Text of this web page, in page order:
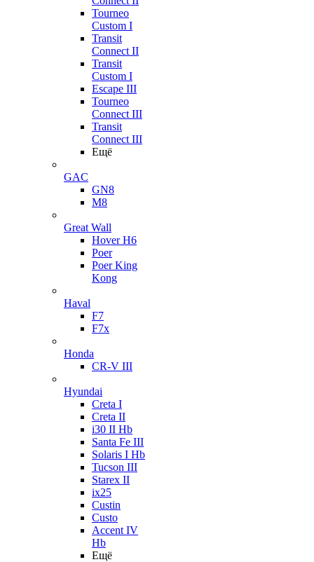
Tourneo
Custom I
Transit
Connect II
Transit
Custom I
Escape III
Tourneo
Connect III
Transit
Connect III
Ещё
GAC
GN8
M8
Great Wall
Hover H6
Poer
Poer King
Kong
Haval
F7
F7x
Honda
CR-V III
Hyundai
Creta I
Creta II
i30 II Hb
Santa Fe III
Solaris I Hb
Tucson III
Starex II
ix25
Custin
Custo
Accent IV
Hb
Ещё